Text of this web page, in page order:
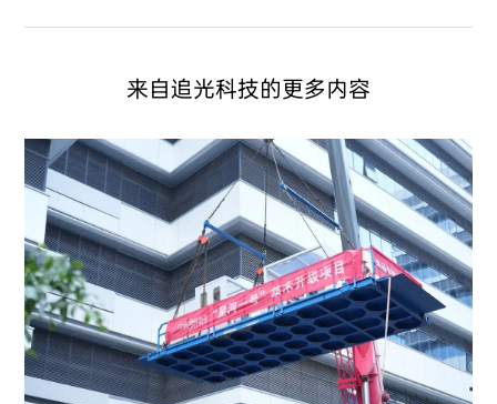
来自追光科技的更多内容